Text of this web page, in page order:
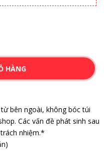
HÀNG
bên ngoài, không bóc túi
Các vấn đề phát sinh sau
nhiệm.*